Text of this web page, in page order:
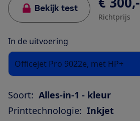
Bekijk test
Richtprijs
In de uitvoering
Officejet Pro 9022e, met HP+
Soort: Alles-in-1 - kleur
Printtechnologie: Inkjet